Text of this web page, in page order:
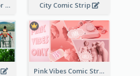
Macaron Two Color Comic Strip City Comic Strip
Pink Vibes Comic Strip